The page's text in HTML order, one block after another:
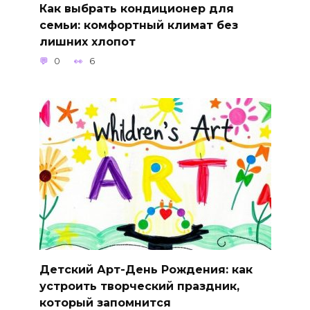
Как выбрать кондиционер для
семьи: комфортный климат без
лишних хлопот
0 6
Детский Арт-День Рождения: как
устроить творческий праздник,
который запомнится